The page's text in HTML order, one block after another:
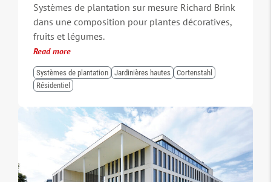
Systèmes de plantation sur mesure Richard Brink
dans une composition pour plantes décoratives,
fruits et légumes.
Read more
Systèmes de plantation Jardinières hautes
Cortenstahl
Résidentiel